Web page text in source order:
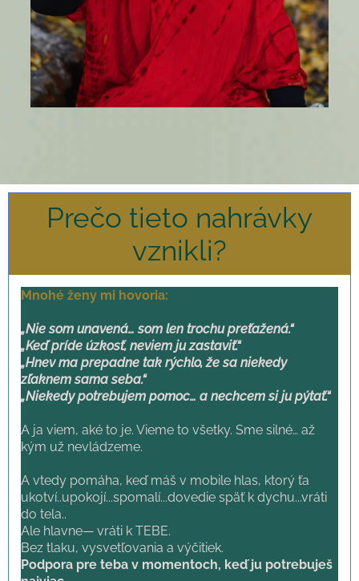
Prečo tieto nahrávky
vznikli?
Mnohé ženy mi hovoria:
„Nie som unavená… som len trochu preťažená.“
„Keď príde úzkosť, neviem ju zastaviť.“
„Hnev ma prepadne tak rýchlo, že sa niekedy
zľaknem sama seba.“
„Niekedy potrebujem pomoc… a nechcem si ju pýtať.“
A ja viem, aké to je. Vieme to všetky. Sme silné… až
kým už nevládzeme.
A vtedy pomáha, keď máš v mobile hlas, ktorý ťa
ukotví..upokojí...spomalí...dovedie späť k dychu...vráti
do tela..
Ale hlavne— vráti k TEBE.
Bez tlaku, vysvetľovania a výčitiek.
Podpora pre teba v momentoch, keď ju potrebuješ